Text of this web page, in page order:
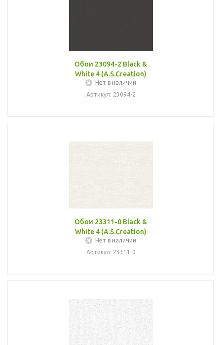
Обои 23094-2 Black &
White 4 (A.S.Creation)
Нет в наличии
Артикул: 23094-2
Обои 23311-0 Black &
White 4 (A.S.Creation)
Нет в наличии
Артикул: 23311-0